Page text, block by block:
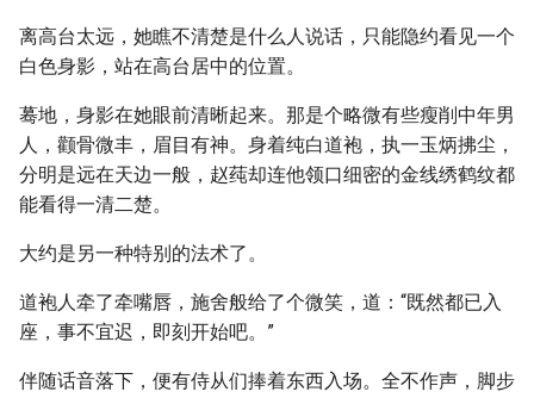
离高台太远，她瞧不清楚是什么人说话，只能隐约看见一个
白色身影，站在高台居中的位置。
蓦地，身影在她眼前清晰起来。那是个略微有些瘦削中年男
人，颧骨微丰，眉目有神。身着纯白道袍，执一玉炳拂尘，
分明是远在天边一般，赵莼却连他领口细密的金线绣鹤纹都
能看得一清二楚。
大约是另一种特别的法术了。
道袍人牵了牵嘴唇，施舍般给了个微笑，道：“既然都已入
座，事不宜迟，即刻开始吧。”
伴随话音落下，便有侍从们捧着东西入场。全不作声，脚步